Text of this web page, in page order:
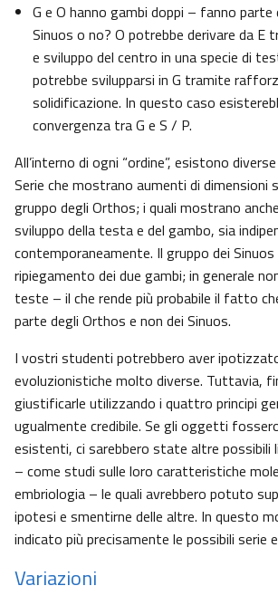
G e O hanno gambi doppi – fanno parte
Sinuos o no? O potrebbe derivare da E
e sviluppo del centro in una specie di
potrebbe svilupparsi in G tramite
solidificazione. In questo caso
convergenza tra G e S / P.
All’interno di ogni “ordine”, esistono
Serie che mostrano aumenti di dimensioni
gruppo degli Orthos; i quali mostrano
sviluppo della testa e del gambo, sia
contemporaneamente. Il gruppo dei
ripiegamento dei due gambi; in generale
teste – il che rende più probabile il fatto
parte degli Orthos e non dei Sinuos.
I vostri studenti potrebbero aver
evoluzionistiche molto diverse. Tuttavia,
giustificarle utilizzando i quattro principi
ugualmente credibile. Se gli oggetti
esistenti, ci sarebbero state altre possibili
– come studi sulle loro caratteristiche
embriologia – le quali avrebbero potuto
ipotesi e smentirne delle altre. In questo
indicato più precisamente le possibili serie
Variazioni